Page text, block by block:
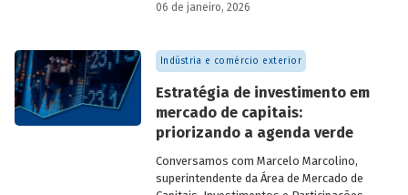
economia do país nos últimos 40 anos,
economistas renomados.
06 de janeiro, 2026
Indústria e comércio exterior
Estratégia de investimento em
mercado de capitais:
priorizando a agenda verde
Conversamos com Marcelo Marcolino,
superintendente da Área de Mercado de